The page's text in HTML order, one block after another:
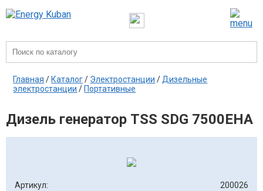
Главная / Каталог/ Электростанции / Дизельные
электростанции / Портативные
Дизель генератор TSS SDG 7500EHA
Артикул:
200026